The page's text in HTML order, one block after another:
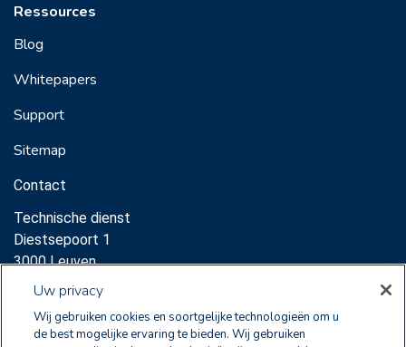
Ressources
Blog
Whitepapers
Support
Sitemap
Contact
Technische dienst
Diestsepoort 1
3000 Leuven
Support:
Uw privacy
Wij gebruiken cookies en soortgelijke technologieën om u
de best mogelijke ervaring te bieden. Wij gebruiken